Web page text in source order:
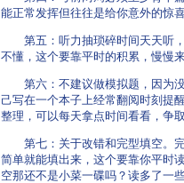
能正常发挥但往往是给你意外的惊喜
第五：听力抽琐碎时间天天听，
不懂，这个要靠平时的积累，慢慢
第六：不建议做模拟题，因为没
己写在一个本子上经常翻阅时刻提
整理，可以每天拿点时间看看，争
第七：关于改错和完型填空。完
简单就能填出来，这个要靠你平时
空那还不是小菜一碟吗？读多了一